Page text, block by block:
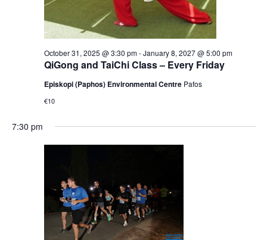
QiGong and TaiChi Class – Every Friday
October 31, 2025 @ 3:30 pm-January 8, 2027 @ 5:00 pm
Episkopi (Paphos) Environmental Centre Pafos
€10
7:30 pm